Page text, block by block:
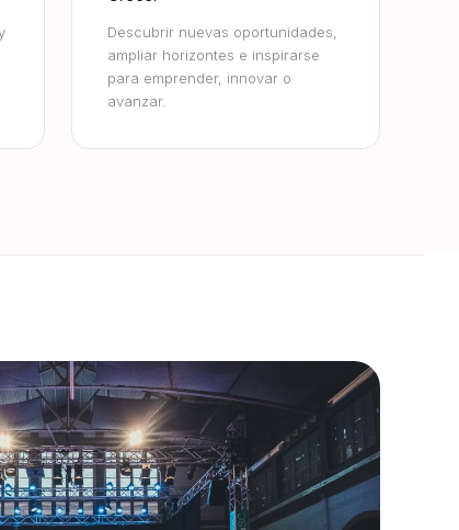
Descubrir nuevas oportunidades,
ampliar horizontes e inspirarse
para emprender, innovar o
avanzar.